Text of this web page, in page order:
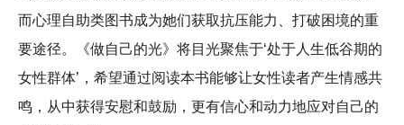
而心理自助类图书成为她们获取抗压能力、打破困境的重
要途径。《做自己的光》将目光聚焦于‘处于人生低谷期的
女性群体’，希望通过阅读本书能够让女性读者产生情感共
鸣，从中获得安慰和鼓励，更有信心和动力地应对自己的